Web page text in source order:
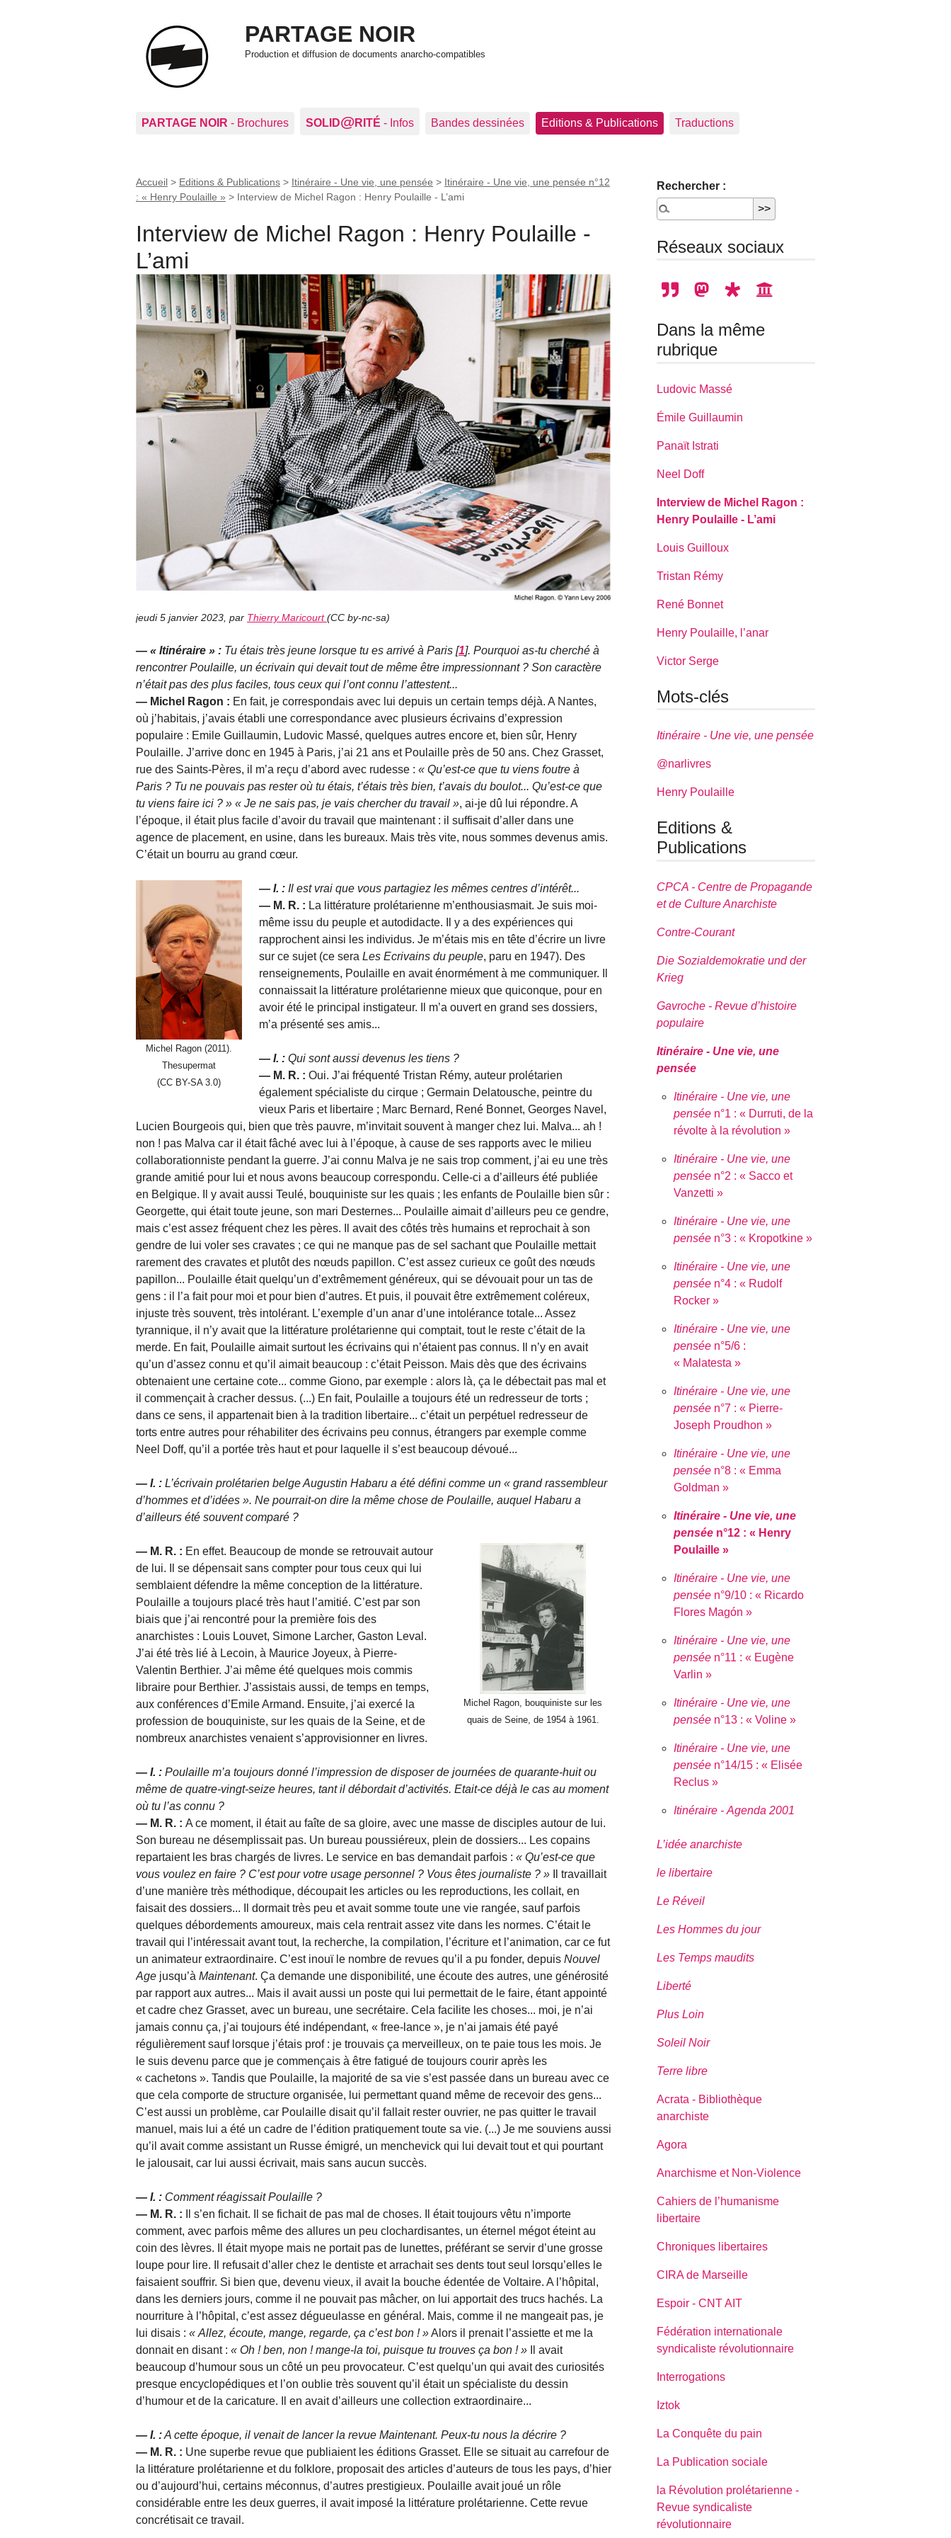
PARTAGE NOIR
Production et diffusion de documents anarcho-compatibles
PARTAGE NOIR - Brochures SOLID@RITÉ - Infos Bandes dessinées Editions & Publications Traductions
Accueil > Editions & Publications > Itinéraire - Une vie, une pensée > Itinéraire - Une vie, une pensée n°12
: « Henry Poulaille » > Interview de Michel Ragon : Henry Poulaille - L’ami
Interview de Michel Ragon : Henry Poulaille -
L’ami
jeudi 5 janvier 2023 par Thierry Maricourt(CC by-nc-sa)
— « Itinéraire » : Tu étais très jeune lorsque tu es arrivé à Paris [1]. Pourquoi as-tu cherché à
rencontrer Poulaille, un écrivain qui devait tout de même être impressionnant ? Son caractère
n’était pas des plus faciles, tous ceux qui l’ont connu l’attestent...
— Michel Ragon : En fait, je correspondais avec lui depuis un certain temps déjà. A Nantes,
où j’habitais, j’avais établi une correspondance avec plusieurs écrivains d’expression
populaire : Emile Guillaumin, Ludovic Massé, quelques autres encore et, bien sûr, Henry
Poulaille. J’arrive donc en 1945 à Paris, j’ai 21 ans et Poulaille près de 50 ans. Chez Grasset,
rue des Saints-Pères, il m’a reçu d’abord avec rudesse :
Qu’est-ce que tu viens foutre à
Paris ? Tu ne pouvais pas rester où tu étais, t’étais très bien, t’avais du boulot... Qu’est-ce que
tu viens faire ici ?
Je ne sais pas, je vais chercher du travail
, ai-je dû lui répondre. A
l’époque, il était plus facile d’avoir du travail que maintenant : il suffisait d’aller dans une
agence de placement, en usine, dans les bureaux. Mais très vite, nous sommes devenus amis.
C’était un bourru au grand cœur.
Michel Ragon (2011).
Thesupermat
(CC BY-SA 3.0)
— I. : Il est vrai que vous partagiez les mêmes centres d’intérêt...
— M. R. : La littérature prolétarienne m’enthousiasmait. Je suis moi-
même issu du peuple et autodidacte. Il y a des expériences qui
rapprochent ainsi les individus. Je m’étais mis en tête d’écrire un livre
sur ce sujet (ce sera Les Ecrivains du peuple, paru en 1947). Des
renseignements, Poulaille en avait énormément à me communiquer. Il
connaissait la littérature prolétarienne mieux que quiconque, pour en
avoir été le principal instigateur. Il m’a ouvert en grand ses dossiers,
m’a présenté ses amis...
— I. : Qui sont aussi devenus les tiens ?
— M. R. : Oui. J’ai fréquenté Tristan Rémy, auteur prolétarien
également spécialiste du cirque ; Germain Delatousche, peintre du
vieux Paris et libertaire ; Marc Bernard, René Bonnet, Georges Navel,
Lucien Bourgeois qui, bien que très pauvre, m’invitait souvent à manger chez lui. Malva... ah !
non ! pas Malva car il était fâché avec lui à l’époque, à cause de ses rapports avec le milieu
collaborationniste pendant la guerre. J’ai connu Malva je ne sais trop comment, j’ai eu une très
grande amitié pour lui et nous avons beaucoup correspondu. Celle-ci a d’ailleurs été publiée
en Belgique. Il y avait aussi Teulé, bouquiniste sur les quais ; les enfants de Poulaille bien sûr :
Georgette, qui était toute jeune, son mari Desternes... Poulaille aimait d’ailleurs peu ce gendre,
mais c’est assez fréquent chez les pères. Il avait des côtés très humains et reprochait à son
gendre de lui voler ses cravates ; ce qui ne manque pas de sel sachant que Poulaille mettait
rarement des cravates et plutôt des nœuds papillon. C’est assez curieux ce goût des nœuds
papillon... Poulaille était quelqu’un d’extrêmement généreux, qui se dévouait pour un tas de
gens : il l’a fait pour moi et pour bien d’autres. Et puis, il pouvait être extrêmement coléreux,
injuste très souvent, très intolérant. L’exemple d’un anar d’une intolérance totale... Assez
tyrannique, il n’y avait que la littérature prolétarienne qui comptait, tout le reste c’était de la
merde. En fait, Poulaille aimait surtout les écrivains qui n’étaient pas connus. Il n’y en avait
qu’un d’assez connu et qu’il aimait beaucoup : c’était Peisson. Mais dès que des écrivains
obtenaient une certaine cote... comme Giono, par exemple : alors là, ça le débectait pas mal et
il commençait à cracher dessus. (...) En fait, Poulaille a toujours été un redresseur de torts ;
dans ce sens, il appartenait bien à la tradition libertaire... c’était un perpétuel redresseur de
torts entre autres pour réhabiliter des écrivains peu connus, étrangers par exemple comme
Neel Doff, qu’il a portée très haut et pour laquelle il s’est beaucoup dévoué...
— I. : L’écrivain prolétarien belge Augustin Habaru a été défini comme un
grand rassembleur
d’hommes et d’idées
. Ne pourrait-on dire la même chose de Poulaille, auquel Habaru a
d’ailleurs été souvent comparé ?
Michel Ragon, bouquiniste sur les
quais de Seine, de 1954 à 1961.
— M. R. : En effet. Beaucoup de monde se retrouvait autour
de lui. Il se dépensait sans compter pour tous ceux qui lui
semblaient défendre la même conception de la littérature.
Poulaille a toujours placé très haut l’amitié. C’est par son
biais que j’ai rencontré pour la première fois des
anarchistes : Louis Louvet, Simone Larcher, Gaston Leval.
J’ai été très lié à Lecoin, à Maurice Joyeux, à Pierre-
Valentin Berthier. J’ai même été quelques mois commis
libraire pour Berthier. J’assistais aussi, de temps en temps,
aux conférences d’Emile Armand. Ensuite, j’ai exercé la
profession de bouquiniste, sur les quais de la Seine, et de
nombreux anarchistes venaient s’approvisionner en livres.
— I. : Poulaille m’a toujours donné l’impression de disposer de journées de quarante-huit ou
même de quatre-vingt-seize heures, tant il débordait d’activités. Etait-ce déjà le cas au moment
où tu l’as connu ?
— M. R. : A ce moment, il était au faîte de sa gloire, avec une masse de disciples autour de lui.
Son bureau ne désemplissait pas. Un bureau poussiéreux, plein de dossiers... Les copains
repartaient les bras chargés de livres. Le service en bas demandait parfois :
Qu’est-ce que
vous voulez en faire ? C’est pour votre usage personnel ? Vous êtes journaliste ?
Il travaillait
d’une manière très méthodique, découpait les articles ou les reproductions, les collait, en
faisait des dossiers... Il dormait très peu et avait somme toute une vie rangée, sauf parfois
quelques débordements amoureux, mais cela rentrait assez vite dans les normes. C’était le
travail qui l’intéressait avant tout, la recherche, la compilation, l’écriture et l’animation, car ce fut
un animateur extraordinaire. C’est inouï le nombre de revues qu’il a pu fonder, depuis Nouvel
Age jusqu’à Maintenant. Ça demande une disponibilité, une écoute des autres, une générosité
par rapport aux autres... Mais il avait aussi un poste qui lui permettait de le faire, étant appointé
et cadre chez Grasset, avec un bureau, une secrétaire. Cela facilite les choses... moi, je n’ai
jamais connu ça, j’ai toujours été indépendant, « free-lance », je n’ai jamais été payé
régulièrement sauf lorsque j’étais prof : je trouvais ça merveilleux, on te paie tous les mois. Je
le suis devenu parce que je commençais à être fatigué de toujours courir après les
« cachetons ». Tandis que Poulaille, la majorité de sa vie s’est passée dans un bureau avec ce
que cela comporte de structure organisée, lui permettant quand même de recevoir des gens...
C’est aussi un problème, car Poulaille disait qu’il fallait rester ouvrier, ne pas quitter le travail
manuel, mais lui a été un cadre de l’édition pratiquement toute sa vie. (...) Je me souviens aussi
qu’il avait comme assistant un Russe émigré, un menchevick qui lui devait tout et qui pourtant
le jalousait, car lui aussi écrivait, mais sans aucun succès.
— I. : Comment réagissait Poulaille ?
— M. R. : Il s’en fichait. Il se fichait de pas mal de choses. Il était toujours vêtu n’importe
comment, avec parfois même des allures un peu clochardisantes, un éternel mégot éteint au
coin des lèvres. Il était myope mais ne portait pas de lunettes, préférant se servir d’une grosse
loupe pour lire. Il refusait d’aller chez le dentiste et arrachait ses dents tout seul lorsqu’elles le
faisaient souffrir. Si bien que, devenu vieux, il avait la bouche édentée de Voltaire. A l’hôpital,
dans les derniers jours, comme il ne pouvait pas mâcher, on lui apportait des trucs hachés. La
nourriture à l’hôpital, c’est assez dégueulasse en général. Mais, comme il ne mangeait pas, je
lui disais :
Allez, écoute, mange, regarde, ça c’est bon !
Alors il prenait l’assiette et me la
donnait en disant :
Oh ! ben, non ! mange-la toi, puisque tu trouves ça bon !
Il avait
beaucoup d’humour sous un côté un peu provocateur. C’est quelqu’un qui avait des curiosités
presque encyclopédiques et l’on oublie très souvent qu’il était un spécialiste du dessin
d’humour et de la caricature. Il en avait d’ailleurs une collection extraordinaire...
— I. :A cette époque, il venait de lancer la revue Maintenant. Peux-tu nous la décrire ?
— M. R. : Une superbe revue que publiaient les éditions Grasset. Elle se situait au carrefour de
la littérature prolétarienne et du folklore, proposait des articles d’auteurs de tous les pays, d’hier
ou d’aujourd’hui, certains méconnus, d’autres prestigieux. Poulaille avait joué un rôle
considérable entre les deux guerres, il avait imposé la littérature prolétarienne. Cette revue
concrétisait ce travail.
Rechercher :
Réseaux sociaux
Dans la même
rubrique
Ludovic Massé
Émile Guillaumin
Panaït Istrati
Neel Doff
Interview de Michel Ragon :
Henry Poulaille - L’ami
Louis Guilloux
Tristan Rémy
René Bonnet
Henry Poulaille, l’anar
Victor Serge
Mots-clés
Itinéraire - Une vie, une pensée
@narlivres
Henry Poulaille
Editions &
Publications
CPCA - Centre de Propagande
et de Culture Anarchiste
Contre-Courant
Die Sozialdemokratie und der
Krieg
Gavroche - Revue d’histoire
populaire
Itinéraire - Une vie, une
pensée
Itinéraire - Une vie, une
pensée n°1 : « Durruti, de la
révolte à la révolution »
Itinéraire - Une vie, une
pensée n°2 : « Sacco et
Vanzetti »
Itinéraire - Une vie, une
pensée n°3 : « Kropotkine »
Itinéraire - Une vie, une
pensée n°4 : « Rudolf
Rocker »
Itinéraire - Une vie, une
pensée n°5/6 :
« Malatesta »
Itinéraire - Une vie, une
pensée n°7 : « Pierre-
Joseph Proudhon »
Itinéraire - Une vie, une
pensée n°8 : « Emma
Goldman »
Itinéraire - Une vie, une
pensée n°12 : « Henry
Poulaille »
Itinéraire - Une vie, une
pensée n°9/10 : « Ricardo
Flores Magón »
Itinéraire - Une vie, une
pensée n°11 : « Eugène
Varlin »
Itinéraire - Une vie, une
pensée n°13 : « Voline »
Itinéraire - Une vie, une
pensée n°14/15 : « Elisée
Reclus »
Itinéraire - Agenda 2001
L’idée anarchiste
le libertaire
Le Réveil
Les Hommes du jour
Les Temps maudits
Liberté
Plus Loin
Soleil Noir
Terre libre
Acrata - Bibliothèque
anarchiste
Agora
Anarchisme et Non-Violence
Cahiers de l’humanisme
libertaire
Chroniques libertaires
CIRA de Marseille
Espoir - CNT AIT
Fédération internationale
syndicaliste révolutionnaire
Interrogations
Iztok
La Conquête du pain
La Publication sociale
la Révolution prolétarienne -
Revue syndicaliste
révolutionnaire